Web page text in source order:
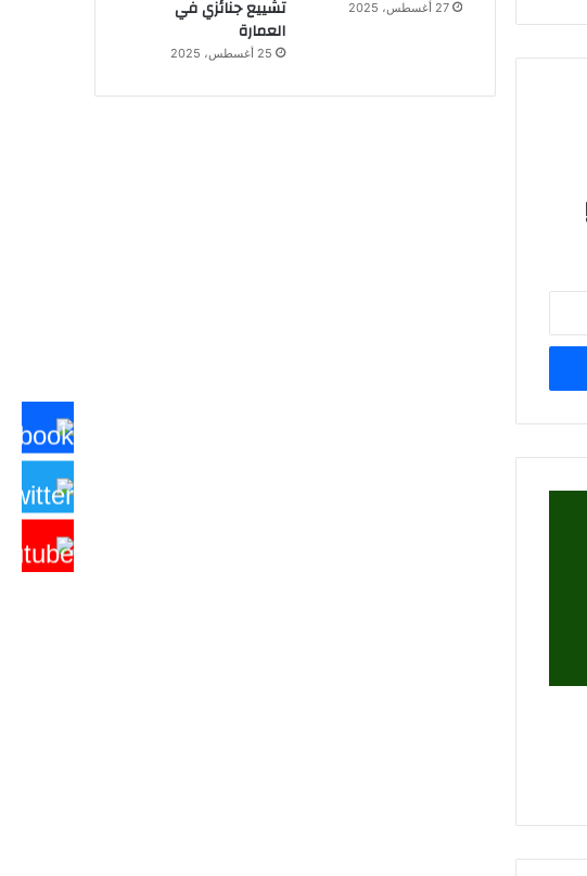
27 أغسطس، 2025
تشييع جنائزي في
العمارة
25 أغسطس، 2025